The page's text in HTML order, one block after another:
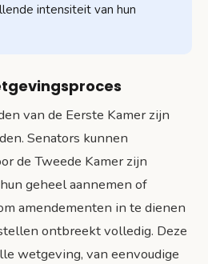
intensiteit van hun
van de Eerste Kamer zijn
Senators kunnen
de Tweede Kamer zijn
geheel aannemen of
amendementen in te dienen
ontbreekt volledig. Deze
wetgeving, van eenvoudige